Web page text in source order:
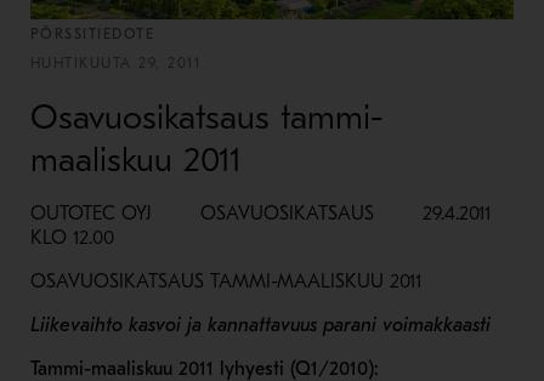
PÖRSSITIEDOTE
HUHTIKUUTA 29, 2011
Osavuosikatsaus tammi-
maaliskuu 2011
OUTOTEC OYJ OSAVUOSIKATSAUS 29.4.2011
KLO 12.00
OSAVUOSIKATSAUS TAMMI-MAALISKUU 2011
Liikevaihto kasvoi ja kannattavuus parani voimakkaasti
Tammi-maaliskuu 2011 lyhyesti (Q1/2010):